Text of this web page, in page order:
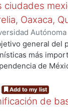
ciudades
Oaxaca,
para el Diseño,
;Padilla
general del
más
de
un rápido
urbana. El
Add to my list
de